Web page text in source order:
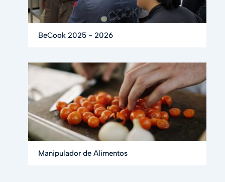
BeCook 2025 - 2026
Manipulador de Alimentos